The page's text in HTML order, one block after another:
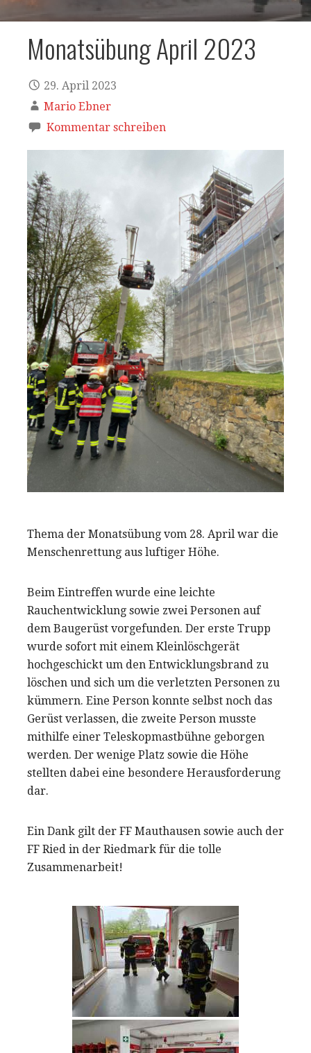
Monatsübung April 2023
29. April 2023
Mario Ebner
Kommentar schreiben
Thema der Monatsübung vom 28. April war die
Menschenrettung aus luftiger Höhe.
Beim Eintreffen wurde eine leichte
Rauchentwicklung sowie zwei Personen auf
dem Baugerüst vorgefunden. Der erste Trupp
wurde sofort mit einem Kleinlöschgerät
hochgeschickt um den Entwicklungsbrand zu
löschen und sich um die verletzten Personen zu
kümmern. Eine Person konnte selbst noch das
Gerüst verlassen, die zweite Person musste
mithilfe einer Teleskopmastbühne geborgen
werden. Der wenige Platz sowie die Höhe
stellten dabei eine besondere Herausforderung
dar.
Ein Dank gilt der FF Mauthausen sowie auch der
FF Ried in der Riedmark für die tolle
Zusammenarbeit!